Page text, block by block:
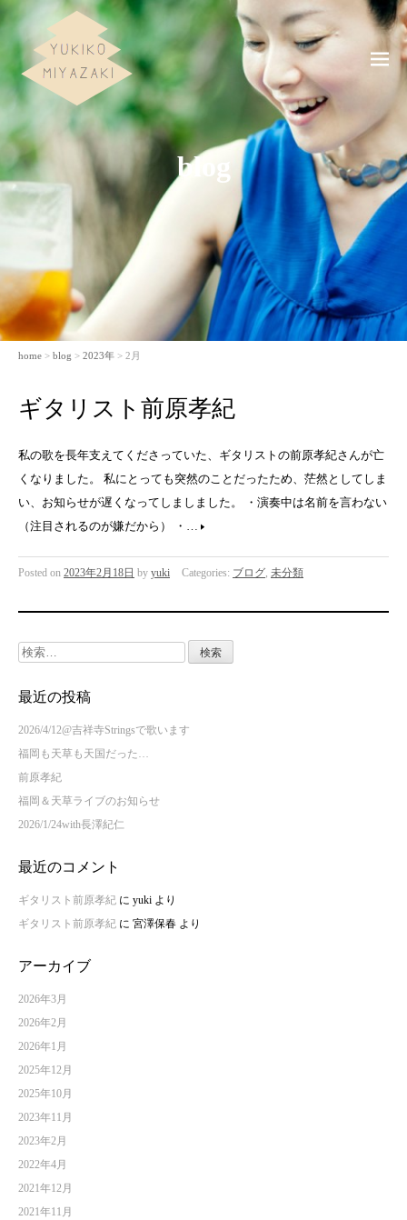
blog
home > blog > 2023年 > 2月
ギタリスト前原孝紀
私の歌を長年支えてくださっていた、ギタリストの前原孝紀さんが亡
くなりました。 私にとっても突然のことだったため、茫然としてしま
い、お知らせが遅くなってしましました。 ・演奏中は名前を言わない
（注目されるのが嫌だから） ・…
Posted on 2023年2月18日 by yuki Categories: ブログ, 未分類
検
最近の投稿
2026/4/12@吉祥寺Stringsで歌います
福岡も天草も天国だった…
前原孝紀
福岡＆天草ライブのお知らせ
2026/1/24with長澤紀仁
最近のコメント
ギタリスト前原孝紀 に yuki より
ギタリスト前原孝紀 に 宮澤保春 より
アーカイブ
2026年3月
2026年2月
2026年1月
2025年12月
2025年10月
2023年11月
2023年2月
2022年4月
2021年12月
2021年11月